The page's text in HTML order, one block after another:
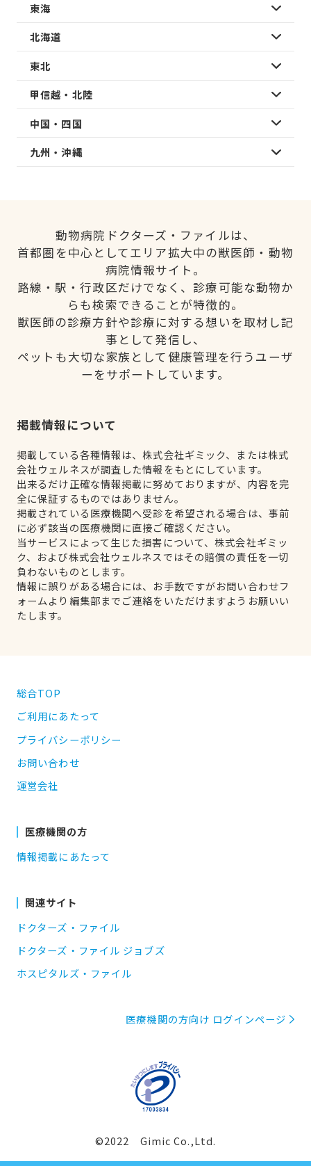
東海
北海道
東北
甲信越・北陸
中国・四国
九州・沖縄
動物病院ドクターズ・ファイルは、
首都圏を中心としてエリア拡大中の獣医師・動物
病院情報サイト。
路線・駅・行政区だけでなく、診療可能な動物か
らも検索できることが特徴的。
獣医師の診療方針や診療に対する想いを取材し記
事として発信し、
ペットも大切な家族として健康管理を行うユーザ
ーをサポートしています。
掲載情報について
掲載している各種情報は、株式会社ギミック、または株式
会社ウェルネスが調査した情報をもとにしています。
出来るだけ正確な情報掲載に努めておりますが、内容を完
全に保証するものではありません。
掲載されている医療機関へ受診を希望される場合は、事前
に必ず該当の医療機関に直接ご確認ください。
当サービスによって生じた損害について、株式会社ギミッ
ク、および株式会社ウェルネスではその賠償の責任を一切
負わないものとします。
情報に誤りがある場合には、お手数ですがお問い合わせフ
ォームより編集部までご連絡をいただけますようお願いい
たします。
総合TOP
ご利用にあたって
プライバシーポリシー
お問い合わせ
運営会社
医療機関の方
情報掲載にあたって
関連サイト
ドクターズ・ファイル
ドクターズ・ファイル ジョブズ
ホスピタルズ・ファイル
医療機関の方向け ログインページ
©2022 Gimic Co.,Ltd.